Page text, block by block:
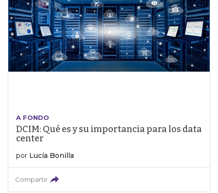
A FONDO
DCIM: Qué es y su importancia para los data
center
por Lucía Bonilla
Compartir